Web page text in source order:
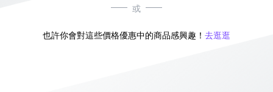
或
也許你會對這些價格優惠中的商品感興趣！ 去逛逛